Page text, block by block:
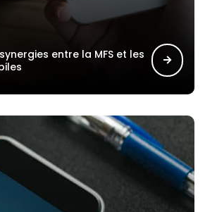
entre la MFS et les